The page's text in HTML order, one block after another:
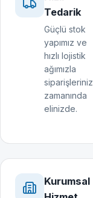
Tedarik
Güçlü stok
yapımız ve
hızlı lojistik
ağımızla
siparişleriniz
zamanında
elinizde.
Kurumsal